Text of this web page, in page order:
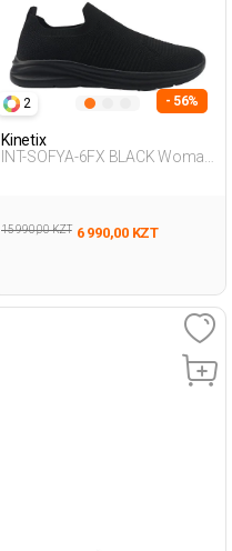
2 - 56%
Kinetix
INT-SOFYA-6FX BLACK Woman
15 990,00 KZT 6 990,00 KZT